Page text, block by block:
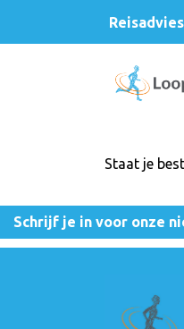
Staat je
Schrijf je in voor onze